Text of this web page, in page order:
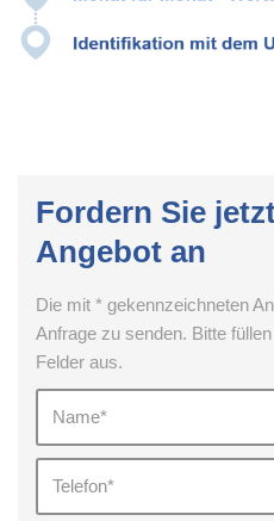
Fordern Sie
Angebot an
Die mit * gekennzeichneten
Anfrage zu senden. Bitte
Felder aus.